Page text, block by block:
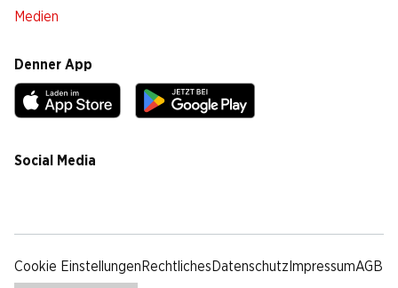
Medien
Denner App
Social Media
Cookie Einstellungen Rechtliches Datenschutz ImpressumAGB